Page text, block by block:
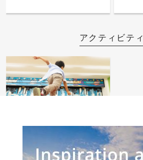
アクティビティ